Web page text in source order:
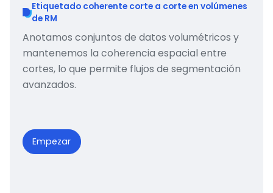
Etiquetado coherente corte a corte en volúmenes
de RM
Anotamos conjuntos de datos volumétricos y
mantenemos la coherencia espacial entre
cortes, lo que permite flujos de segmentación
avanzados.
Empezar